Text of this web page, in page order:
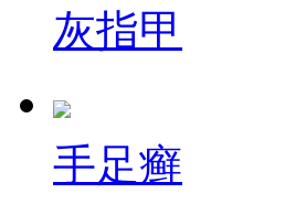
灰指甲
手足癣